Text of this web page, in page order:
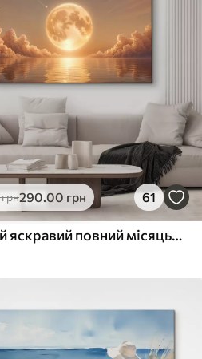
грн290.00 грн 61
Великий яскравий повний місяць, що сходить над спокійним світловідбиваючим океаном на заході сонця